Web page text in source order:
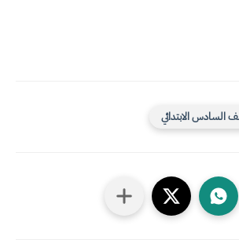
السادس الابتدائي